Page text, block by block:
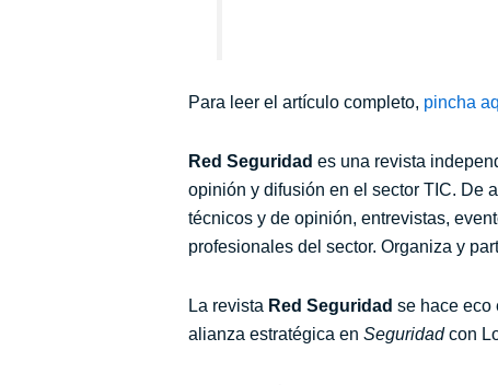
Para leer el artículo completo, pincha
Red Seguridad es una revista
opinión y difusión en el sector TIC. De
técnicos y de opinión, entrevistas,
profesionales del sector. Organiza y
La revista Red Seguridad se hace eco
alianza estratégica en Seguridadcon